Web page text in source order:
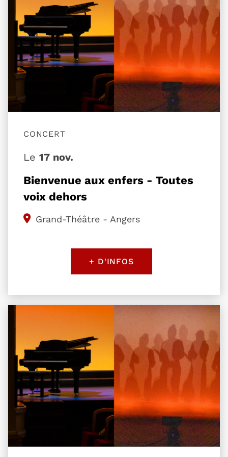
Bienvenue aux enfers - Toutes
voix dehors
CONCERT
Le 17 nov.
Grand-Théâtre - Angers
+ D'INFOS
Plus d'information sur l'évènement Bienvenue